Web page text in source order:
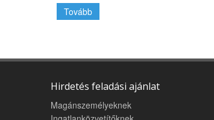
Tovább
Hirdetés feladási ajánlat
Magánszemélyeknek